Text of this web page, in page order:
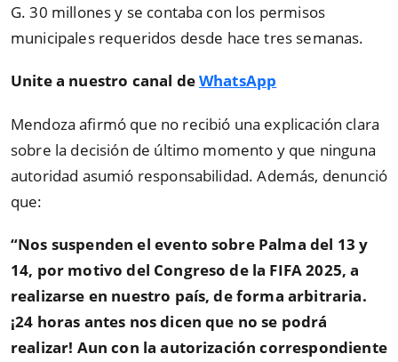
G. 30 millones y se contaba con los permisos
municipales requeridos desde hace tres semanas.
Unite a nuestro canal deWhatsApp
Mendoza afirmó que no recibió una explicación clara
sobre la decisión de último momento y que ninguna
autoridad asumió responsabilidad. Además, denunció
que:
“Nos suspenden el evento sobre Palma del 13 y
14, por motivo del Congreso de la FIFA 2025, a
realizarse en nuestro país, de forma arbitraria.
¡24 horas antes nos dicen que no se podrá
realizar! Aun con la autorización correspondiente